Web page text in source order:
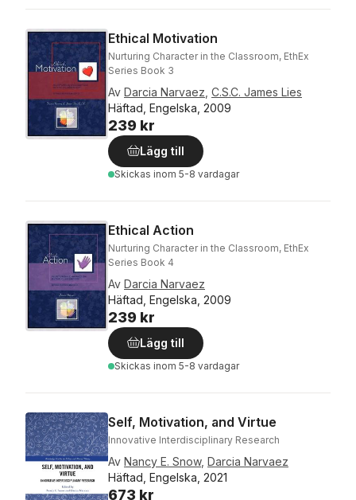
Ethical Motivation
Nurturing Character in the Classroom, EthEx
Series Book 3
Av Darcia Narvaez C.S.C. James Lies
Häftad, Engelska, 2009
239 kr
Lägg till
Skickas inom 5-8 vardagar
Ethical Action
Nurturing Character in the Classroom, EthEx
Series Book 4
Av Darcia Narvaez
Häftad, Engelska, 2009
239 kr
Lägg till
Skickas inom 5-8 vardagar
Self, Motivation, and Virtue
Innovative Interdisciplinary Research
Av Nancy E. Snow, Darcia Narvaez
Häftad, Engelska, 2021
673 kr